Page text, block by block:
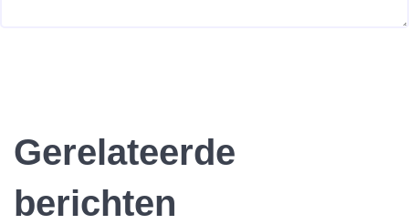
Gerelateerde
berichten